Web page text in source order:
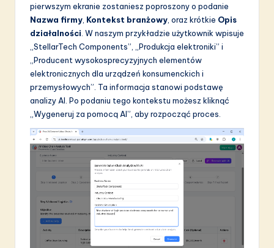
pierwszym ekranie zostaniesz poproszony o podanie
Nazwa firmy Kontekst branżowy , oraz krótkie Opis
działalności . W naszym przykładzie użytkownik wpisuje
„StellarTech Components”, „Produkcja elektroniki” i
„Producent wysokosprecyzyjnych elementów
elektronicznych dla urządzeń konsumenckich i
przemysłowych”. Ta informacja stanowi podstawę
analizy AI. Po podaniu tego kontekstu możesz kliknąć
„Wygeneruj za pomocą AI”, aby rozpocząć proces.